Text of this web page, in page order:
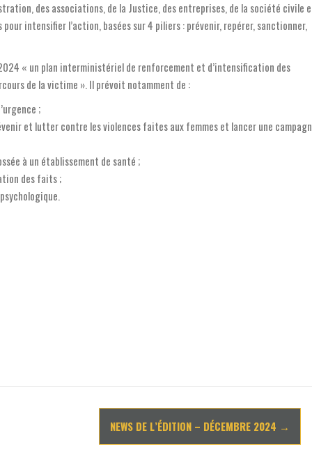
des associations, de la Justice, des entreprises, de la société civile
intensifier l’action, basées sur 4 piliers : prévenir, repérer, sanctionner,
« un plan interministériel de renforcement et d’intensification des
de la victime ». Il prévoit notamment de :
;
et lutter contre les violences faites aux femmes et lancer une
à un établissement de santé ;
des faits ;
NEWS DE L’ÉDITION – DÉCEMBRE 2024 →